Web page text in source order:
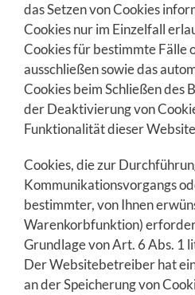
das Setzen von Cookies
Cookies nur im Einzelfall
Cookies für bestimmte Fälle
ausschließen sowie das
Cookies beim Schließen des
der Deaktivierung von
Funktionalität dieser
Cookies, die zur
Kommunikationsvorgangs
bestimmter, von Ihnen
Warenkorbfunktion)
Grundlage von Art. 6 Abs. 1
Der Websitebetreiber hat
an der Speicherung von